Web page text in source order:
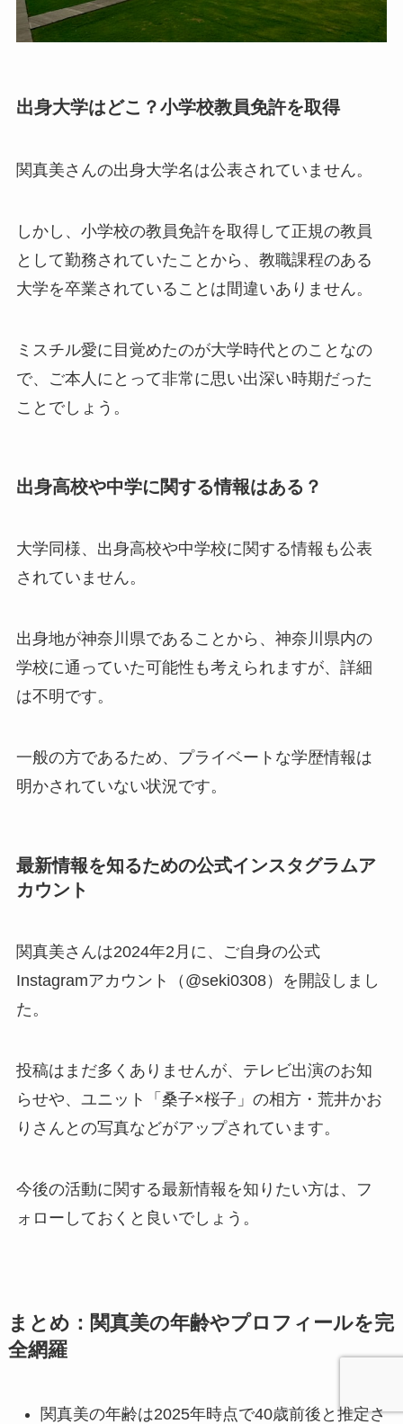
出身大学はどこ？小学校教員免許を取得
関真美さんの出身大学名は公表されていません。
しかし、小学校の教員免許を取得して正規の教員
として勤務されていたことから、教職課程のある
大学を卒業されていることは間違いありません。
ミスチル愛に目覚めたのが大学時代とのことなの
で、ご本人にとって非常に思い出深い時期だった
ことでしょう。
出身高校や中学に関する情報はある？
大学同様、出身高校や中学校に関する情報も公表
されていません。
出身地が神奈川県であることから、神奈川県内の
学校に通っていた可能性も考えられますが、詳細
は不明です。
一般の方であるため、プライベートな学歴情報は
明かされていない状況です。
最新情報を知るための公式インスタグラムア
カウント
関真美さんは2024年2月に、ご自身の公式
Instagramアカウント（@seki0308）を開設しまし
た。
投稿はまだ多くありませんが、テレビ出演のお知
らせや、ユニット「桑子×桜子」の相方・荒井かお
りさんとの写真などがアップされています。
今後の活動に関する最新情報を知りたい方は、フ
ォローしておくと良いでしょう。
まとめ：関真美の年齢やプロフィールを完
全網羅
関真美の年齢は2025年時点で40歳前後と推定さ